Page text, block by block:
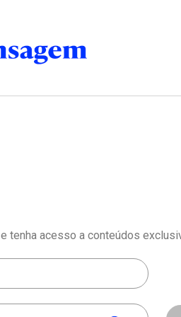
e tenha acesso a conteúdos